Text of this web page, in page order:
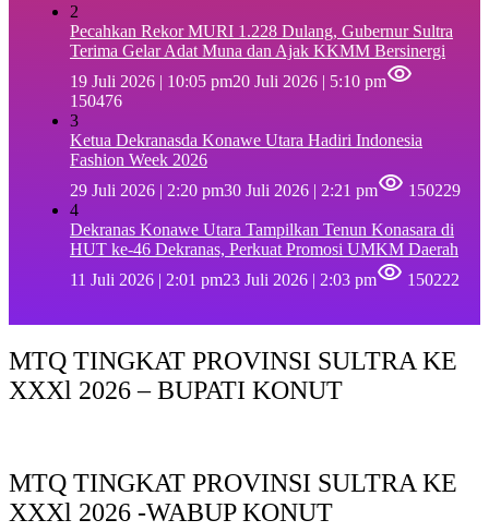
2
Pecahkan Rekor MURI 1.228 Dulang, Gubernur Sultra
Terima Gelar Adat Muna dan Ajak KKMM Bersinergi
19 Juli 2026 | 10:05 pm20 Juli 2026 | 5:10 pm
150476
3
Ketua Dekranasda Konawe Utara Hadiri Indonesia
Fashion Week 2026
29 Juli 2026 | 2:20 pm30 Juli 2026 | 2:21 pm
150229
4
Dekranas Konawe Utara Tampilkan Tenun Konasara di
HUT ke-46 Dekranas, Perkuat Promosi UMKM Daerah
11 Juli 2026 | 2:01 pm23 Juli 2026 | 2:03 pm 150222
MTQ TINGKAT PROVINSI SULTRA KE
XXXl 2026 – BUPATI KONUT
MTQ TINGKAT PROVINSI SULTRA KE
XXXl 2026 -WABUP KONUT